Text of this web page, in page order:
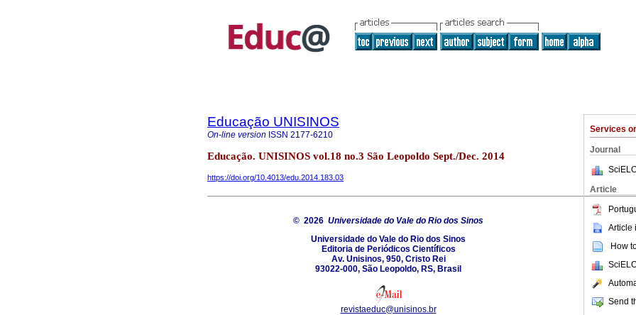
Services
Journal
Article
Article
How
Send
Educação UNISINOS
On-line version ISSN 2177-6210
Educação. UNISINOS vol.18 no.3 São Leopoldo Sept./Dec. 2014
https://doi.org/10.4013/edu.2014.183.03
© 2026 Universidade do Vale do Rio dos Sinos
Universidade do Vale do Rio dos Sinos
Editoria de Periódicos Científicos
Av. Unisinos, 950, Cristo Rei
93022-000, São Leopoldo, RS, Brasil
revistaeduc@unisinos.br